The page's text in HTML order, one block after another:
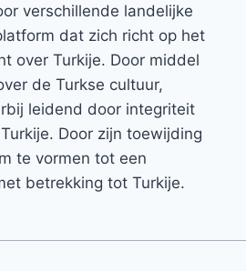
verschillende landelijke
dat zich richt op het
over Turkije. Door middel
de Turkse cultuur,
leidend door integriteit
Door zijn toewijding
te vormen tot een
betrekking tot Turkije.